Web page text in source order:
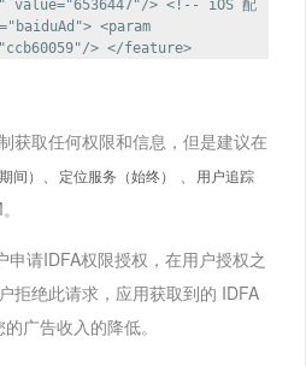
value="6536447"/> <!-- iOS 配
<param
> </feature>
获取任何权限和信息，但是建议在
间） 、 定位服务（始终） 、 用户追踪
请IDFA权限授权，在用户授权之
拒绝此请求，应用获取到的 IDFA
广告收入的降低。